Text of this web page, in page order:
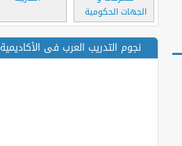
الجهات الحكومية
نجوم التدريب العرب فى الأكاديمية